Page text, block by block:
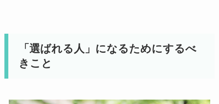
「選ばれる人」になるためにするべ
きこと